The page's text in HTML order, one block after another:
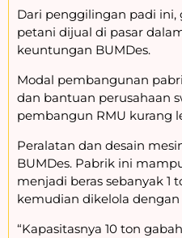
Dari penggilingan padi ini,
petani dijual di pasar
keuntungan BUMDes.
Modal pembangunan
dan bantuan perusahaan
pembangun RMU kurang
Peralatan dan desain
BUMDes. Pabrik ini
menjadi beras sebanyak 1
kemudian dikelola
“Kapasitasnya 10 ton